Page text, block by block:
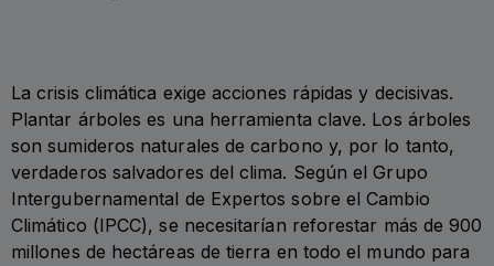
La crisis climática exige acciones rápidas y decisivas.
Plantar árboles es una herramienta clave. Los árboles
son sumideros naturales de carbono y, por lo tanto,
verdaderos salvadores del clima. Según el Grupo
Intergubernamental de Expertos sobre el Cambio
Climático (IPCC), se necesitarían reforestar más de 900
millones de hectáreas de tierra en todo el mundo para